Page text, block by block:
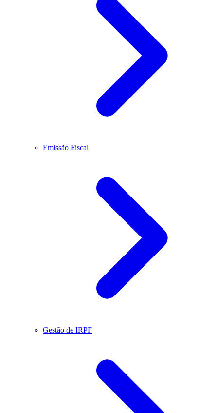
Emissão Fiscal
Gestão de IRPF